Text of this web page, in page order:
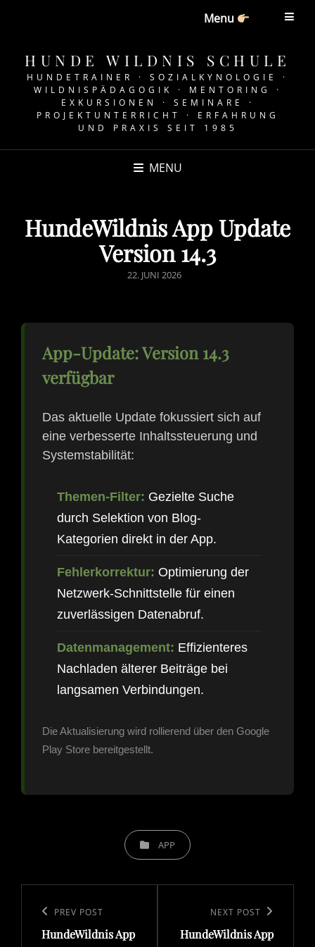
Menu
HUNDE WILDNIS SCHULE
HUNDETRAINER · SOZIALKYNOLOGIE ·
WILDNISPÄDAGOGIK · MENTORING ·
EXKURSIONEN · SEMINARE ·
PROJEKTUNTERRICHT · ERFAHRUNG
UND PRAXIS SEIT 1985
MENU
HundeWildnis App Update
Version 14.3
POSTED
22. JUNI 2026
App-Update: Version 14.3
verfügbar
Das aktuelle Update fokussiert sich auf
eine verbesserte Inhaltssteuerung und
Systemstabilität:
Themen-Filter: Gezielte Suche
durch Selektion von Blog-
Kategorien direkt in der App.
Fehlerkorrektur: Optimierung der
Netzwerk-Schnittstelle für einen
zuverlässigen Datenabruf.
Datenmanagement: Effizienteres
Nachladen älterer Beiträge bei
langsamen Verbindungen.
Die Aktualisierung wird rollierend über den Google
Play Store bereitgestellt.
CATEGORIES
APP
Previous
Post
PREV POST
HundeWildnis App
Post
NEXT POST
HundeWildnis App